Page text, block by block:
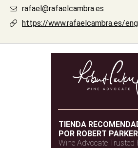
rafael@rafaelcambra.es
https://www.rafaelcambra.es/
TIENDA
POR ROBERT PARKER
Wine Advocate Trusted